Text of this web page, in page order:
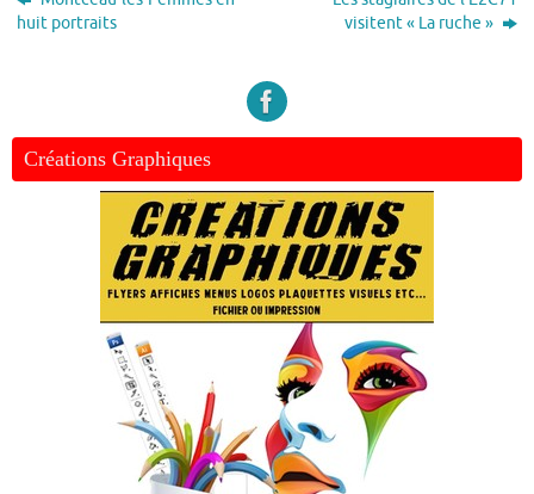
huit portraits
visitent « La ruche »
Créations Graphiques